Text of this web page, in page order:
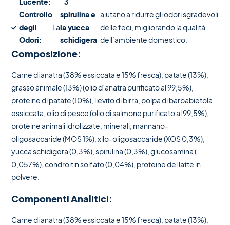
Controllo
degli
Odori:
La
spirulina e
la yucca
schidigera
aiutano a ridurre gli odori sgradevoli
delle feci, migliorando la qualità
dell’ambiente domestico.
Composizione:
Carne di anatra (38% essiccata e 15% fresca), patate (13%),
grasso animale (13%) (olio d’anatra purificato al 99,5%),
proteine di patate (10%), lievito di birra, polpa di barbabietola
essiccata, olio di pesce (olio di salmone purificato al 99,5%),
proteine animali idrolizzate, minerali, mannano-
oligosaccaride (MOS 1%), xilo-oligosaccaride (XOS 0,3%),
yucca schidigera (0,3%), spirulina (0,3%), glucosamina (
0,057%), condroitin solfato (0,04%), proteine del latte in
polvere.
Componenti Analitici:
Carne di anatra (38% essiccata e 15% fresca), patate (13%),